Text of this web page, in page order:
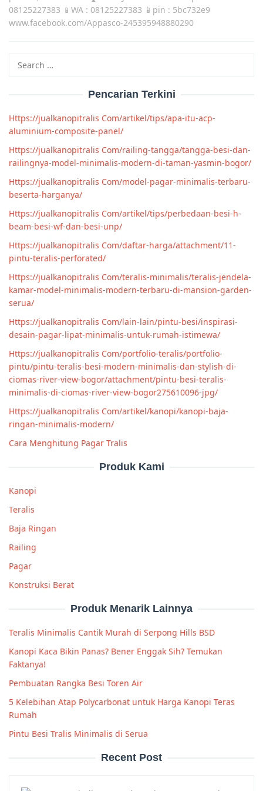
08125227383 📱WA : 08125227383 📱pin : 5bc732e9
www.facebook.com/Appasco-245395948880290
for:
Pencarian Terkini
Https://jualkanopitralis Com/artikel/tips/apa-itu-acp-
aluminium-composite-panel/
Https://jualkanopitralis Com/railing-tangga/tangga-besi-dan-
railingnya-model-minimalis-modern-di-taman-yasmin-bogor/
Https://jualkanopitralis Com/model-pagar-minimalis-terbaru-
beserta-harganya/
Https://jualkanopitralis Com/artikel/tips/perbedaan-besi-h-
beam-besi-wf-dan-besi-unp/
Https://jualkanopitralis Com/daftar-harga/attachment/11-
pintu-teralis-perforated/
Https://jualkanopitralis Com/teralis-minimalis/teralis-jendela-
kamar-model-minimalis-modern-terbaru-di-mansion-garden-
serua/
Https://jualkanopitralis Com/lain-lain/pintu-besi/inspirasi-
desain-pagar-lipat-minimalis-untuk-rumah-istimewa/
Https://jualkanopitralis Com/portfolio-teralis/portfolio-
pintu/pintu-teralis-besi-modern-minimalis-dan-stylish-di-
ciomas-river-view-bogor/attachment/pintu-besi-teralis-
minimalis-di-ciomas-river-view-bogor275610096-jpg/
Https://jualkanopitralis Com/artikel/kanopi/kanopi-baja-
ringan-minimalis-modern/
Cara Menghitung Pagar Tralis
Produk Kami
Kanopi
Teralis
Baja Ringan
Railing
Pagar
Konstruksi Berat
Produk Menarik Lainnya
Teralis Minimalis Cantik Murah di Serpong Hills BSD
Kanopi Kaca Bikin Panas? Bener Enggak Sih? Temukan
Faktanya!
Pembuatan Rangka Besi Toren Air
5 Kelebihan Atap Polycarbonat untuk Harga Kanopi Teras
Rumah
Pintu Besi Tralis Minimalis di Serua
Recent Post